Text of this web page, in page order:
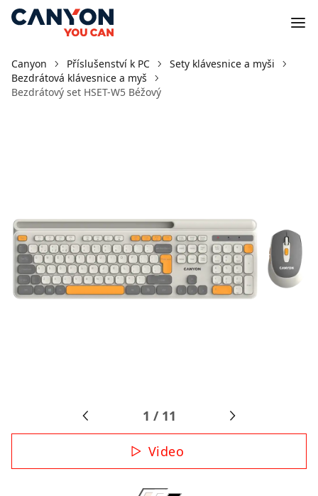
Canyon Příslušenství k PC
Sety klávesnice a myši
Bezdrátová klávesnice a myš
Bezdrátový set HSET-W5 Béžový
1 / 11
Video